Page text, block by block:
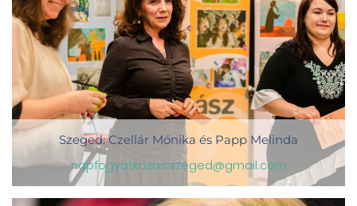
Szeged: Czellár Mónika és Papp Melinda
napfogyatkozas.szeged@gmail.com